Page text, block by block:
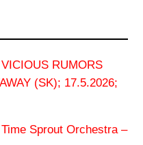
VICIOUS RUMORS
(SK); 17.5.2026;
Time Sprout Orchestra –